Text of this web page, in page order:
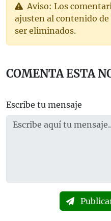
Aviso: Los
ajusten al contenido
ser eliminados.
COMENTA ESTA
Escribe tu mensaje